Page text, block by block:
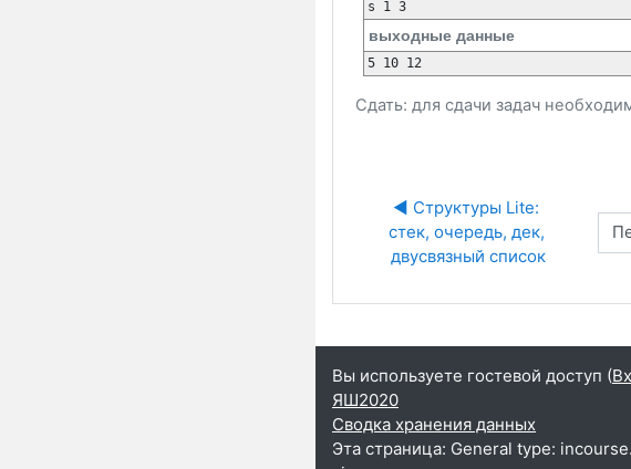
выходные данные
Сдать: для сдачи задач
◀︎ Структуры Lite:
стек, очередь, дек,
двусвязный список
Перейти
Вы используете гостевой доступ (
ЯШ2020
Сводка хранения данных
Эта страница: General type: